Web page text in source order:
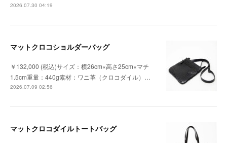
2026.07.30 04:19
マットクロコショルダーバッグ
￥132,000 (税込)サイズ：横26cm×高さ25cm×マチ
1.5cm重量：440g素材：ワニ革（クロコダイル）…
2026.07.09 02:56
マットクロコダイルトートバッグ